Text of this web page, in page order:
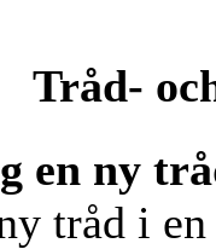
Tråd-
en ny
tråd i